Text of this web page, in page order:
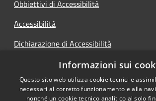
Obbiettivi di Accessibilità
Accessibilità
Dichiarazione di Accessibilità
Accesso CivicoInformazioni sui
Questo sito web utilizza cookie tecnici e
necessari al corretto funzionamento e alla
nonché un cookie tecnico analitico al solo